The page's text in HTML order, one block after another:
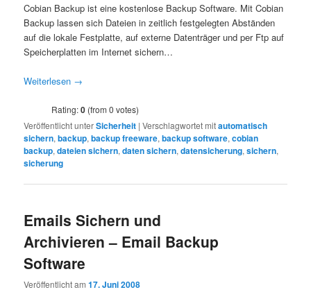
Cobian Backup ist eine kostenlose Backup Software. Mit Cobian
Backup lassen sich Dateien in zeitlich festgelegten Abständen
auf die lokale Festplatte, auf externe Datenträger und per Ftp auf
Speicherplatten im Internet sichern…
Weiterlesen →
Rating:0 (from 0 votes)
Veröffentlicht unterSicherheit |Verschlagwortet mitautomatisch
sichern,backup,backup freeware,backup software,cobian
backup,dateien sichern,daten sichern,datensicherung,sichern,
sicherung
Emails Sichern und
Archivieren – Email Backup
Software
Veröffentlicht am17. Juni 2008